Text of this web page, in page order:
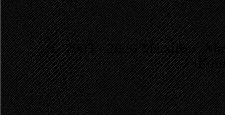
© 2003 - 2026 MetalRus.